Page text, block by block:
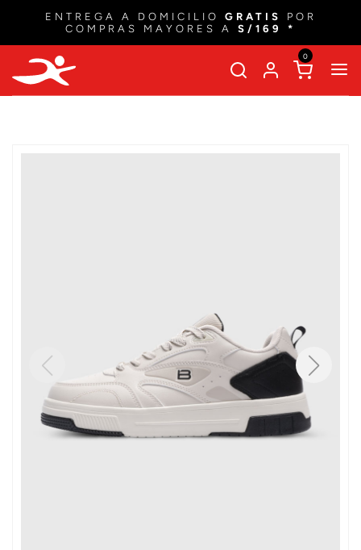
ENTREGA A DOMICILIO GRATIS
POR
COMPRAS MAYORES A S/169 *
0